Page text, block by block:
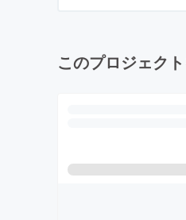
このプロジェク